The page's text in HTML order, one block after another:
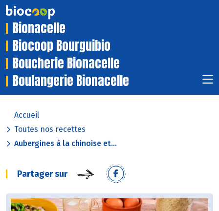
Bionacelle
Biocoop Bourguibio
Boucherie Bionacelle
Boulangerie Bionacelle
Accueil
Toutes nos recettes
Aubergines à la chinoise et...
Partager sur